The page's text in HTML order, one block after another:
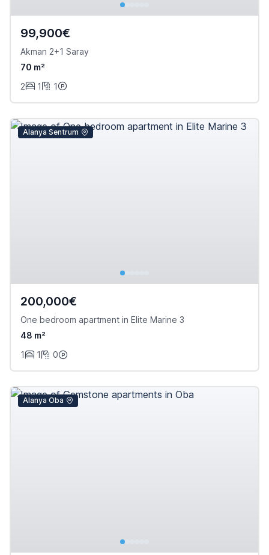
99,900€
Akman 2+1 Saray
70 m²
2
1 1
Alanya Sentrum
200,000€
One bedroom apartment in Elite Marine 3
48 m²
1
1 0
Alanya Oba